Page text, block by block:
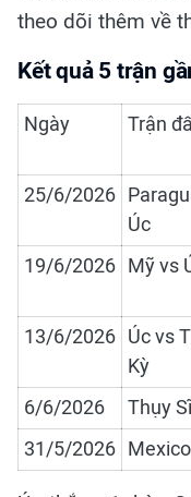
theo dõi thêm về
Kết quả 5 trận
Ngày Trận
25/6/2026
Úc
19/6/2026 Mỹ vs
13/6/2026 Úc vs
Kỳ
6/6/2026 Thụy
31/5/2026